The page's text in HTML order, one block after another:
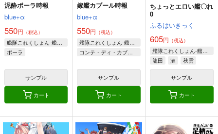
泥酔ポーラ時報
blue+α
550円 （税込）
艦隊これくしょん-艦これ-
ポーラ
サンプル
カート
嫁艦カブール時報
blue+α
550円 （税込）
艦隊これくしょん-艦これ-
コンテ・ディ・カブール
サンプル
カート
ちょっとエロい艦〇れ
0
ふるはいきっく
605円 （税込）
艦隊これくしょん-艦これ-
龍田
漣 秋雲
サンプル
カート